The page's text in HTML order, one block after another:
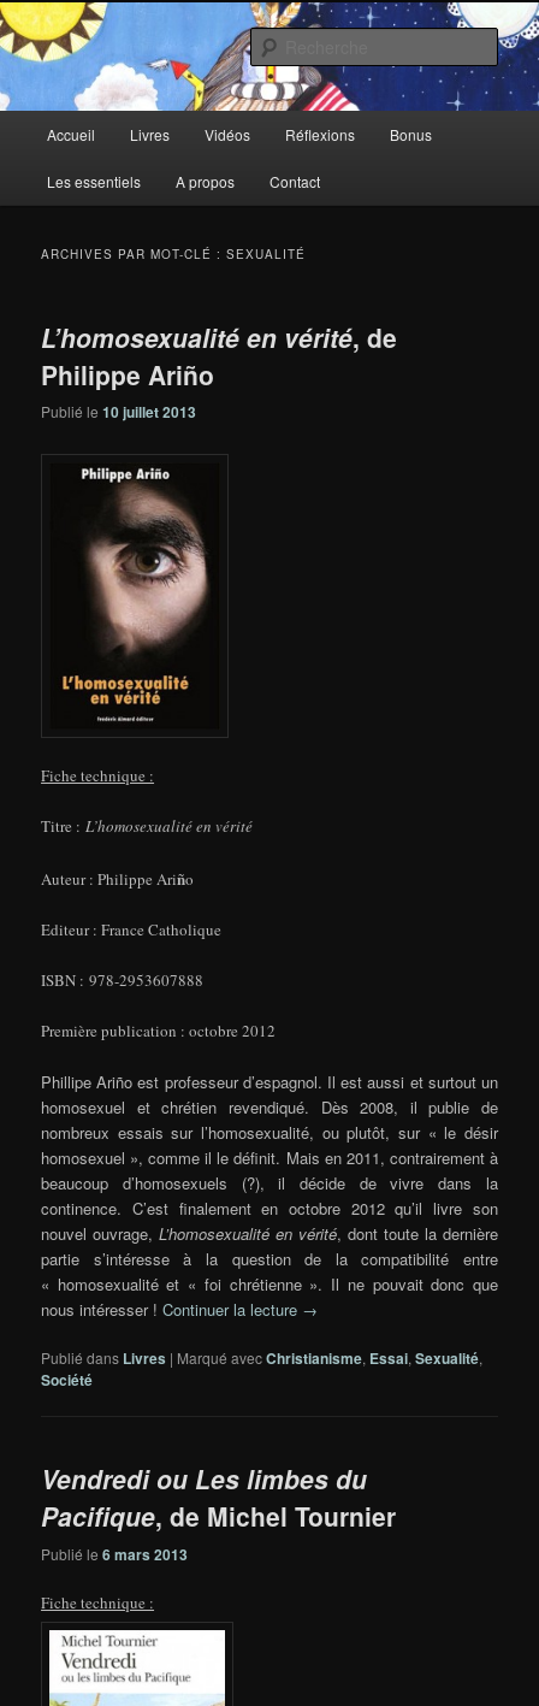
Aller
au
contenu
principal
Aller
au
contenu
secondaireDeux-Esprits
principal
Accueil Livres Vidéos Réflexions Bonus
Les essentiels A propos Contact
ARCHIVES PAR MOT-CLÉ :SEXUALITÉ
L’homosexualité en vérité, de
Philippe Ariño
Publié le10 juillet 2013
Fiche technique :
Titre : L’homosexualité en vérité
Auteur : Philippe Ariño
Editeur : France Catholique
ISBN : 978-2953607888
Première publication : octobre 2012
Phillipe Ariño est professeur d’espagnol. Il est aussi et surtout un
homosexuel et chrétien revendiqué. Dès 2008, il publie de
nombreux essais sur l’homosexualité, ou plutôt, sur « le désir
homosexuel », comme il le définit. Mais en 2011, contrairement à
beaucoup d’homosexuels (?), il décide de vivre dans la
continence. C’est finalement en octobre 2012 qu’il livre son
nouvel ouvrage,L’homosexualité en vérité, dont toute la dernière
partie s’intéresse à la question de la compatibilité entre
« homosexualité et « foi chrétienne ». Il ne pouvait donc que
nous intéresser !Continuer la lecture →
Publié dans Livres | Marqué avecChristianisme, Essai,Sexualité,
Société
Vendredi ou Les limbes du
Pacifique, de Michel Tournier
Publié le6 mars 2013
Fiche technique :